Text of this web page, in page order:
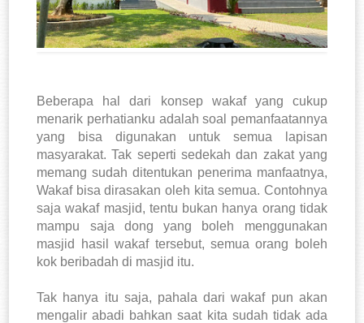
Beberapa hal dari konsep wakaf yang cukup
menarik perhatianku adalah soal pemanfaatannya
yang bisa digunakan untuk semua lapisan
masyarakat. Tak seperti sedekah dan zakat yang
memang sudah ditentukan penerima manfaatnya,
Wakaf bisa dirasakan oleh kita semua. Contohnya
saja wakaf masjid, tentu bukan hanya orang tidak
mampu saja dong yang boleh menggunakan
masjid hasil wakaf tersebut, semua orang boleh
kok beribadah di masjid itu.
Tak hanya itu saja, pahala dari wakaf pun akan
mengalir abadi bahkan saat kita sudah tidak ada